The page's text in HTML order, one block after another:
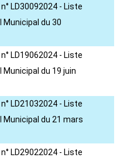
LD30092024 - Liste
Municipal du 30
LD19062024 - Liste
du 19 juin
LD21032024 - Liste
Municipal du 21 mars
LD29022024 - Liste